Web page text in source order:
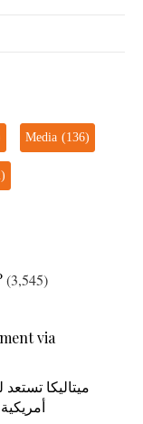
Media(136)
(3,545)
via
ميتاليكا